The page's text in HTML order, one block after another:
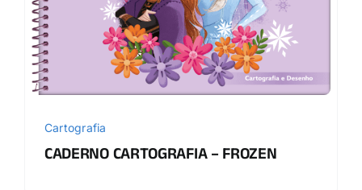
Cartografia
CADERNO CARTOGRAFIA – FROZEN